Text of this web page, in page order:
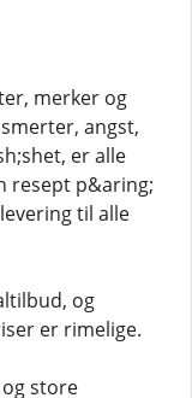
merker og
angst,
er alle
resept p&aring;
til alle
og
er rimelige.
store